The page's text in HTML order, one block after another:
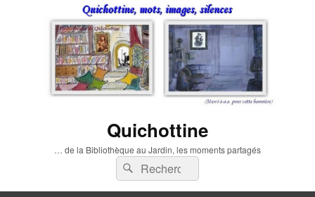
Quichottine
… de la Bibliothèque au Jardin, les moments partagés
Recherche :
Rechercher